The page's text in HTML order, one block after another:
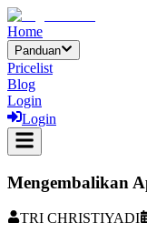
Home
Panduan
Pricelist
Blog
Login
Login
Mengembalikan
TRI CHRISTIYADI